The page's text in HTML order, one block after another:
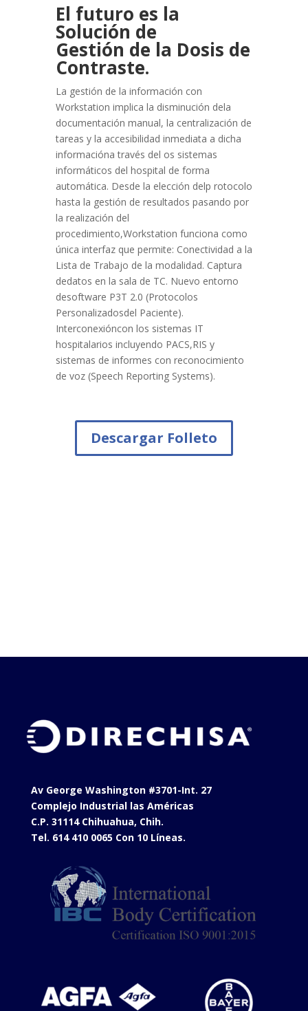
El futuro es la
Solución de
Gestión de la Dosis de
Contraste.
La gestión de la información con
Workstation implica la disminución dela
documentación manual, la centralización de
tareas y la accesibilidad inmediata a dicha
informacióna través del os sistemas
informáticos del hospital de forma
automática. Desde la elección delp rotocolo
hasta la gestión de resultados pasando por
la realización del
procedimiento,Workstation funciona como
única interfaz que permite: Conectividad a la
Lista de Trabajo de la modalidad. Captura
dedatos en la sala de TC. Nuevo entorno
desoftware P3T 2.0 (Protocolos
Personalizadosdel Paciente).
Interconexióncon los sistemas IT
hospitalarios incluyendo PACS,RIS y
sistemas de informes con reconocimiento
de voz (Speech Reporting Systems).
Descargar Folleto
Av George Washington #3701-Int. 27
Complejo Industrial las Américas
C.P. 31114 Chihuahua, Chih.
Tel. 614 410 0065 Con 10 Líneas.